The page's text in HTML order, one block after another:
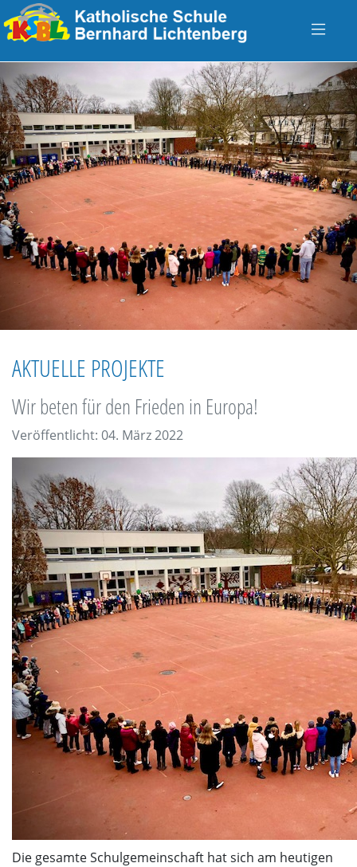
AKTUELLE PROJEKTE
Wir beten für den Frieden in Europa!
Veröffentlicht: 04. März 2022
Die gesamte Schulgemeinschaft hat sich am heutigen